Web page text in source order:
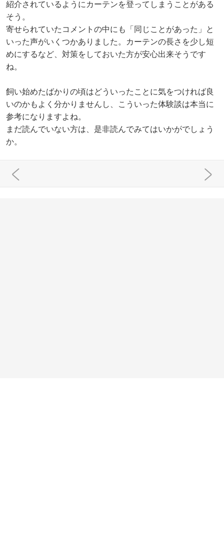
紹介されているようにカーテンを登ってしまうことがある
そう。
寄せられていたコメントの中にも「同じことがあった」と
いった声がいくつかありました。カーテンの長さを少し短
めにするなど、対策をしておいた方が安心出来そうです
ね。
飼い始めたばかりの頃はどういったことに気をつければ良
いのかもよく分かりませんし、こういった体験談は本当に
参考になりますよね。
まだ読んでいない方は、是非読んでみてはいかがでしょう
か。